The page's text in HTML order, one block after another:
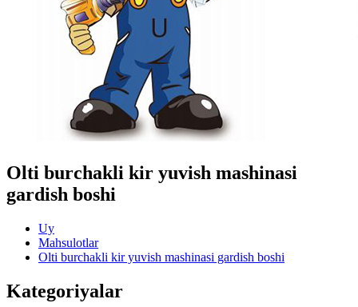
Olti burchakli kir yuvish mashinasi
gardish boshi
Uy
Mahsulotlar
Olti burchakli kir yuvish mashinasi gardish boshi
Kategoriyalar